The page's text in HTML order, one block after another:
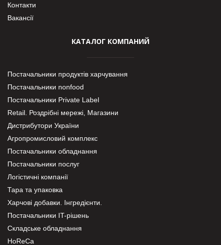
Контакти
Вакансії
КАТАЛОГ КОМПАНИЙ
Постачальники продуктів харчування
Постачальники nonfood
Постачальники Private Label
Retail. Роздрібні мережі, Магазини
Дистрибутори України
Агропромисловий комплекс
Постачальники обладнання
Постачальники послуг
Логістичні компанії
Тара та упаковка
Харчові добавки. Інгредієнти.
Постачальники IT-рішень
Складське обладнання
HoReCa